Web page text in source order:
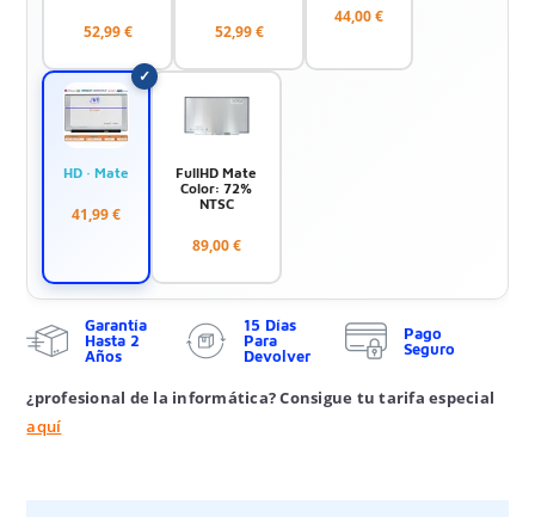
52,99 € 52,99 €
44,00 €
HD · Mate
41,99 €
FullHD Mate
Color: 72%
NTSC
89,00 €
Garantía
Hasta 2
Años
15 Días
Para
Devolver
Pago
Seguro
¿profesional de la informática? Consigue tu tarifa especial
aquí